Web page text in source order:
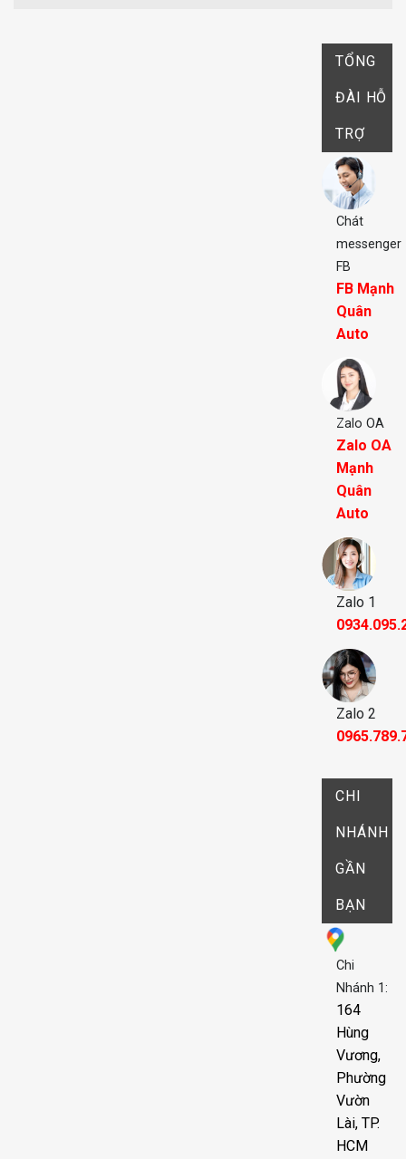
TỔNG
ĐÀI HỖ
TRỢ
Chát
messenger
FB
FB Mạnh
Quân
Auto
Zalo OA
Zalo OA
Mạnh
Quân
Auto
Zalo 1
Zalo 2
CHI
NHÁNH
GẦN
BẠN
Chi
Nhánh 1:
164
Hùng
Vương,
Phường
Vườn
Lài, TP.
HCM